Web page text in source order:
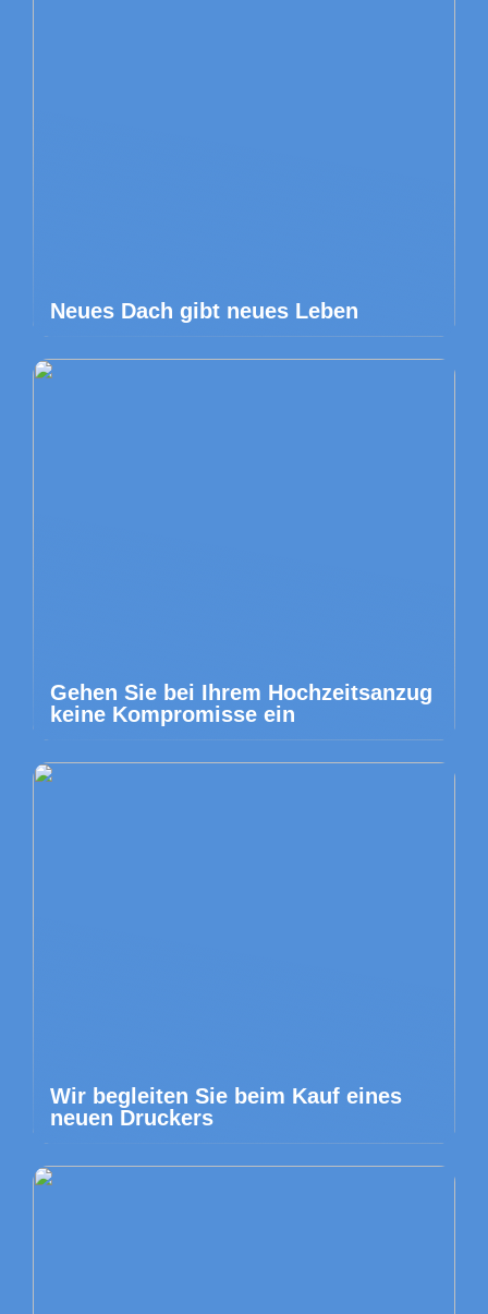
Neues Dach gibt neues Leben
Gehen Sie bei Ihrem Hochzeitsanzug
keine Kompromisse ein
Wir begleiten Sie beim Kauf eines
neuen Druckers